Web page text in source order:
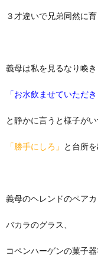
３才違いで兄弟同然に育
義母は私を見るなり喚き
「お水飲ませていただき
と静かに言うと様子が
「勝手にしろ」 と台所
義母のヘレンドのペアカ
バカラのグラス、
コペンハーゲンの菓子